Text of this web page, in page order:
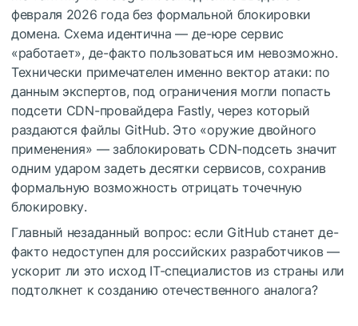
февраля 2026 года без формальной блокировки
домена. Схема идентична — де-юре сервис
«работает», де-факто пользоваться им невозможно.
Технически примечателен именно вектор атаки: по
данным экспертов, под ограничения могли попасть
подсети CDN-провайдера Fastly, через который
раздаются файлы GitHub. Это «оружие двойного
применения» — заблокировать CDN-подсеть значит
одним ударом задеть десятки сервисов, сохранив
формальную возможность отрицать точечную
блокировку.
Главный незаданный вопрос: если GitHub станет де-
факто недоступен для российских разработчиков —
ускорит ли это исход IT-специалистов из страны или
подтолкнет к созданию отечественного аналога?